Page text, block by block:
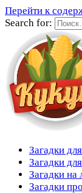
Перейти к
Search for:
Загадки
Загадки
Загадки на
Загадки